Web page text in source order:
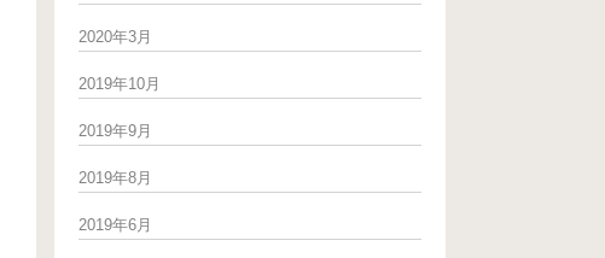
2020年3月
2019年10月
2019年9月
2019年8月
2019年6月